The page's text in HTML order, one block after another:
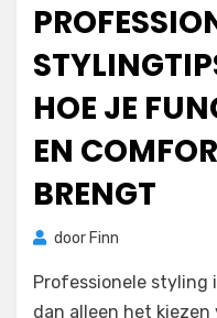
HOE JE
EN
BRENGT
door Finn
Professionele styling
dan alleen het